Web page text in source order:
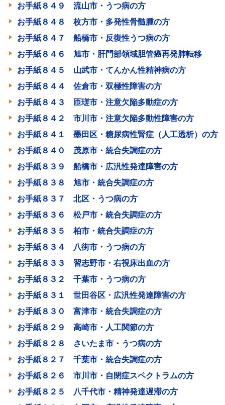
お手紙８４９ 流山市・うつ病の方
お手紙８４８ 枚方市・多発性骨髄腫の方
お手紙８４７ 船橋市・反復性うつ病の方
お手紙８４６ 旭市・肝門部領域胆管癌再発肺転移
お手紙８４５ 山武市・てんかん性精神病の方
お手紙８４４ 佐倉市・双極性障害の方
お手紙８４３ 匝瑳市・注意欠陥多動症の方
お手紙８４２ 市川市・注意欠陥多動性障害の方
お手紙８４１ 墨田区・糖尿病性腎症（人工透析）の方
お手紙８４０ 茂原市・統合失調症の方
お手紙８３９ 船橋市・広汎性発達障害の方
お手紙８３８ 旭市・統合失調症の方
お手紙８３７ 北区・うつ病の方
お手紙８３６ 松戸市・統合失調症の方
お手紙８３５ 柏市・統合失調症の方
お手紙８３４ 八街市・うつ病の方
お手紙８３３ 習志野市・右視床出血の方
お手紙８３２ 千葉市・うつ病の方
お手紙８３１ 世田谷区・広汎性発達障害の方
お手紙８３０ 富津市・統合失調症の方
お手紙８２９ 高崎市・人工関節の方
お手紙８２８ さいたま市・うつ病の方
お手紙８２７ 千葉市・統合失調症の方
お手紙８２６ 市川市・自閉症スペクトラムの方
お手紙８２５ 八千代市・精神発達遅滞の方